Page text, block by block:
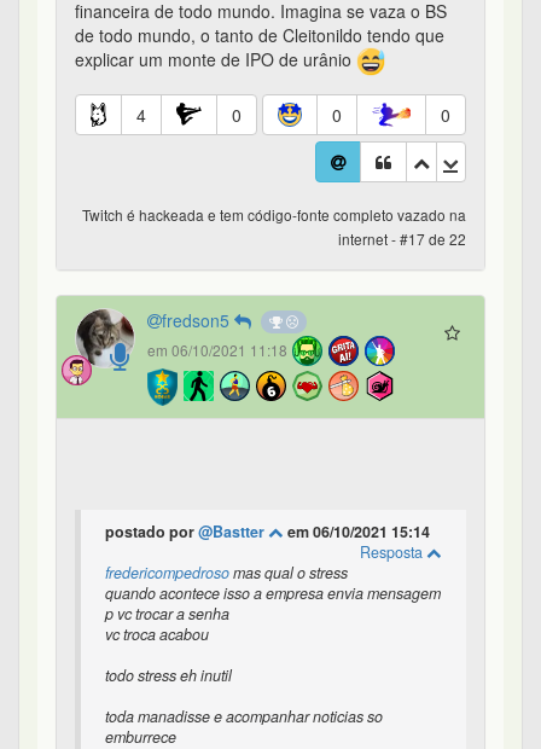
financeira de todo mundo. Imagina se vaza o BS
de todo mundo, o tanto de Cleitonildo tendo que
explicar um monte de IPO de urânio
4 0 0 0
Twitch é hackeada e tem código-fonte completo vazado na
internet - #17 de 22
fredson5
em 06/10/2021 11:18
postado por@Bastter
em 06/10/2021 15:14
Resposta
fredericompedrosomas qual o stress
quando acontece isso a empresa envia mensagem
p vc trocar a senha
vc troca acabou
todo stress eh inutil
toda manadisse e acompanhar noticias so
emburrece